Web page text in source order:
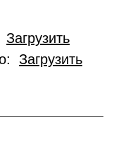
Загрузить
Загрузить